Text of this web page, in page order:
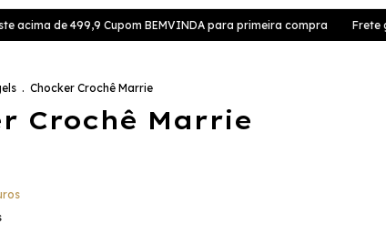
de 499,9 Cupom BEMVINDA para primeira compra Frete grátis
. Chocker Crochê Marrie
Crochê Marrie